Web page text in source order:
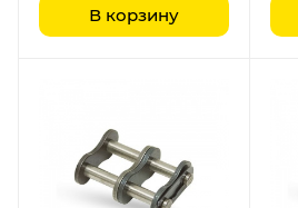
В корзину